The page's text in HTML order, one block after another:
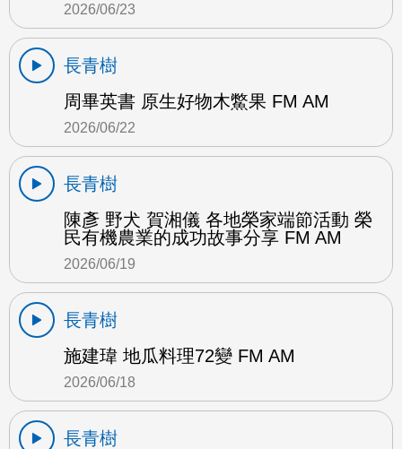
2026/06/23
長青樹
周畢英書 原生好物木鱉果 FM AM
2026/06/22
長青樹
陳彥 野犬 賀湘儀 各地榮家端節活動 榮
民有機農業的成功故事分享 FM AM
2026/06/19
長青樹
施建瑋 地瓜料理72變 FM AM
2026/06/18
長青樹